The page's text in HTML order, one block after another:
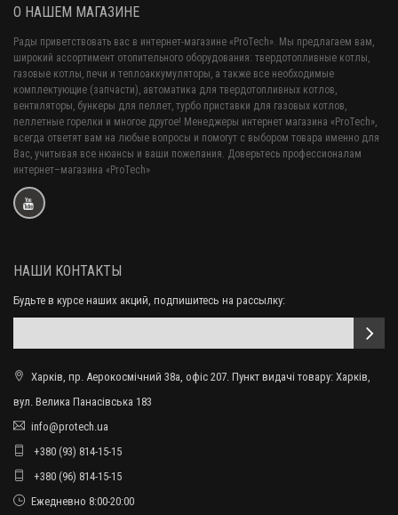
О НАШЕМ МАГАЗИНЕ
Рады приветствовать вас в интернет-магазине «ProTech». Мы предлагаем вам,
широкий ассортимент отопительного оборудования: твердотопливные котлы,
газовые котлы, печи и теплоаккумуляторы, а также все необходимые
комплектующие (запчасти), автоматика для твердотопливных котлов,
вентиляторы, бункеры для пеллет, турбо приставки для газовых котлов,
пеллетные горелки и многое другое! Менеджеры интернет магазина «ProTech»,
всегда ответят вам на любые вопросы и помогут с выбором товара именно для
Вас, учитывая все нюансы и ваши пожелания. Доверьтесь профессионалам
интернет–магазина «ProTech»
НАШИ КОНТАКТЫ
Будьте в курсе наших акций, подпишитесь на рассылку:
Харків, пр. Аерокосмічний 38а, офіс 207. Пункт видачі товару: Харків,
вул. Велика Панасівська 183
info@protech.ua
+380 (93) 814-15-15
+380 (96) 814-15-15
Ежедневно 8:00-20:00